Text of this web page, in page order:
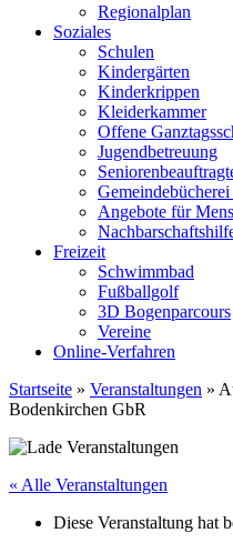
Regionalplan
Soziales
Schulen
Kindergärten
Kinderkrippen
Kleiderkammer
Offene
Jugendbetreuung
Angebote für
Freizeit
Schwimmbad
Fußballgolf
3D Bogenparcours
Vereine
Online-Verfahren
Startseite » Veranstaltungen »
Bodenkirchen GbR
« Alle Veranstaltungen
Diese Veranstaltung hat